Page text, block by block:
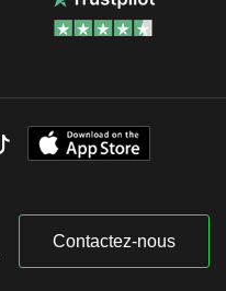
Contactez-nous